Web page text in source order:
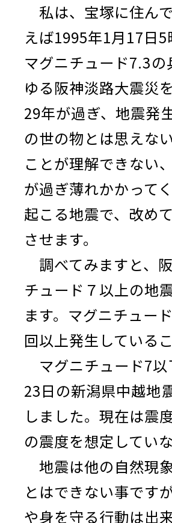
私は、宝塚に住ん
えば1995年1月17日
マグニチュード7.3
ゆる阪神淡路大震災
29年が過ぎ、地震発
の世の物とは思えな
ことが理解できない
が過ぎ薄れかかって
起こる地震で、改め
させます。
調べてみますと、
チュード７以上の地
ます。マグニチュー
回以上発生している
マグニチュード7
23日の新潟県中越地
しました。現在は震
の震度を想定してい
地震は他の自然現
とはできない事です
や身を守る行動は出